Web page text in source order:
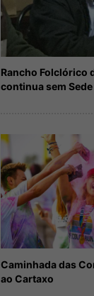
Rancho Folclórico
continua sem Sede
Caminhada das
ao Cartaxo